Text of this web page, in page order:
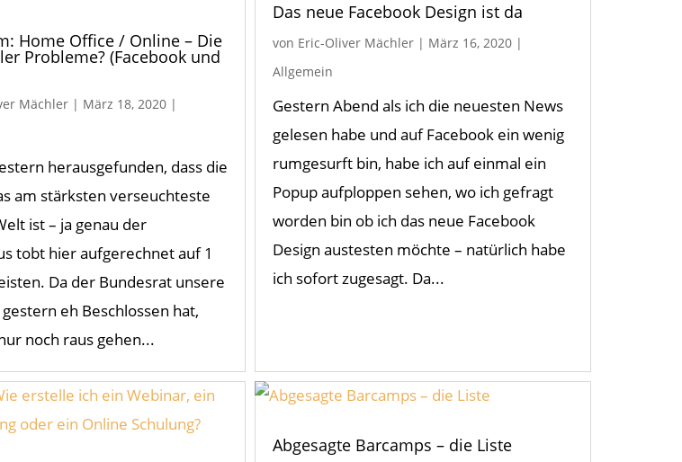
Home Office / Online – Die
Probleme? (Facebook und
Mächler| März 18, 2020|
herausgefunden, dass die
am stärksten verseuchteste
ist – ja genau der
tobt hier aufgerechnet auf 1
Da der Bundesrat unsere
eh Beschlossen hat,
noch raus gehen...
Das neue Facebook Design ist da
von Eric-Oliver Mächler | März 16, 2020 |
Allgemein
Gestern Abend als ich die neuesten News
gelesen habe und auf Facebook ein wenig
rumgesurft bin, habe ich auf einmal ein
Popup aufploppen sehen, wo ich gefragt
worden bin ob ich das neue Facebook
Design austesten möchte – natürlich habe
ich sofort zugesagt. Da...
Abgesagte Barcamps – die Liste